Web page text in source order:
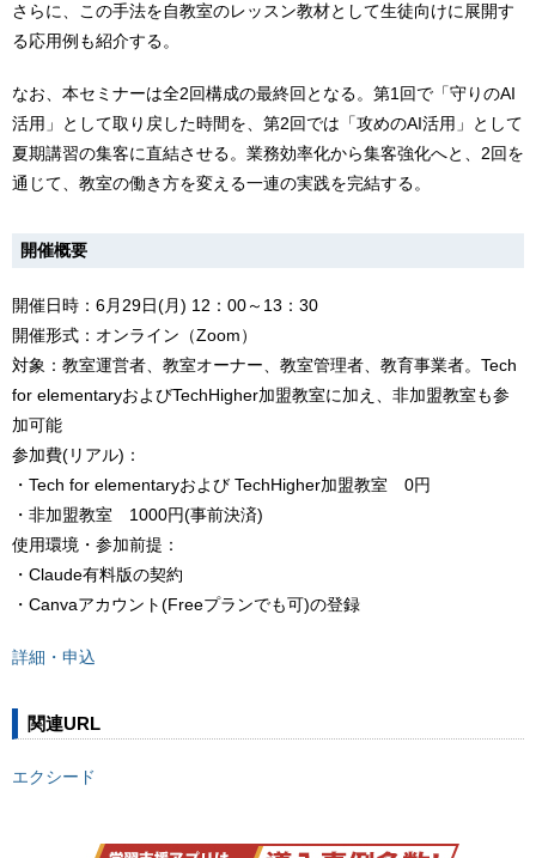
さらに、この手法を自教室のレッスン教材として生徒向けに展開す
る応用例も紹介する。
なお、本セミナーは全2回構成の最終回となる。第1回で「守りのAI
活用」として取り戻した時間を、第2回では「攻めのAI活用」として
夏期講習の集客に直結させる。業務効率化から集客強化へと、2回を
通じて、教室の働き方を変える一連の実践を完結する。
開催概要
開催日時：6月29日(月) 12：00～13：30
開催形式：オンライン（Zoom）
対象：教室運営者、教室オーナー、教室管理者、教育事業者。Tech
for elementaryおよびTechHigher加盟教室に加え、非加盟教室も参
加可能
参加費(リアル)：
・Tech for elementaryおよび TechHigher加盟教室 0円
・非加盟教室 1000円(事前決済)
使用環境・参加前提：
・Claude有料版の契約
・Canvaアカウント(Freeプランでも可)の登録
詳細・申込
関連URL
エクシード